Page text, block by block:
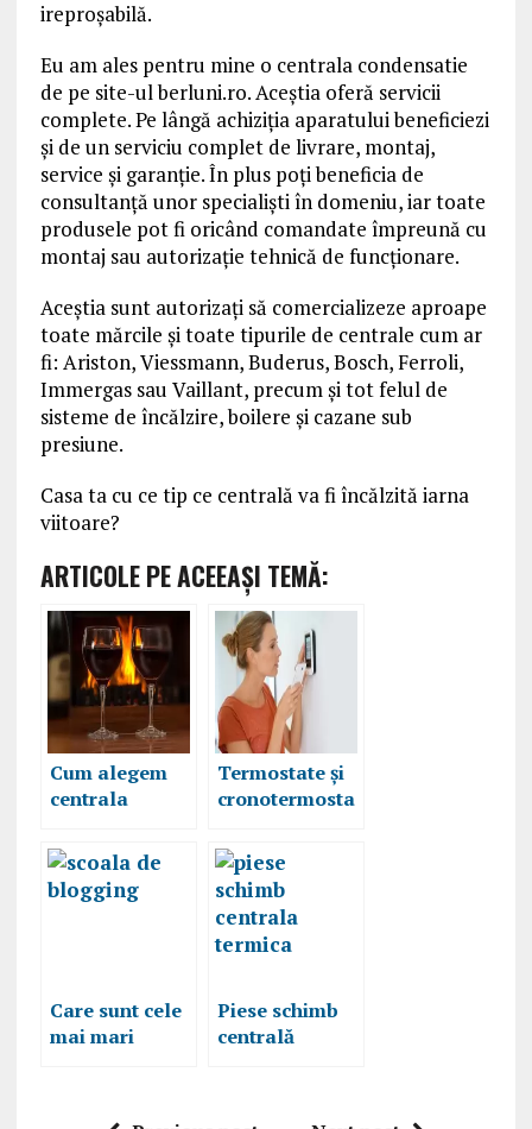
ireproșabilă.
Eu am ales pentru mine o centrala condensatie
de pe site-ul berluni.ro. Aceştia oferă servicii
complete. Pe lângă achiziţia aparatului beneficiezi
şi de un serviciu complet de livrare, montaj,
service şi garanţie. În plus poţi beneficia de
consultanţă unor specialişti în domeniu, iar toate
produsele pot fi oricând comandate împreună cu
montaj sau autorizaţie tehnică de funcţionare.
Aceştia sunt autorizaţi să comercializeze aproape
toate mărcile şi toate tipurile de centrale cum ar
fi: Ariston, Viessmann, Buderus, Bosch, Ferroli,
Immergas sau Vaillant, precum și tot felul de
sisteme de încălzire, boilere şi cazane sub
presiune.
Casa ta cu ce tip ce centrală va fi încălzită iarna
viitoare?
ARTICOLE PE ACEEAŞI TEMĂ:
Cum alegem
centrala
potrivită
pentru casa
noastră
Termostate și
cronotermosta
care sunt
criteriile după
care le alegi
Care sunt cele
mai mari
Piese schimb
centrală